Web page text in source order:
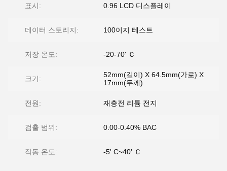
표시: 0.96 LCD 디스플레이
데이터 스토리지: 100이지 테스트
저장 온도: -20-70' Ｃ
크기:
52mm(길이) X 64.5mm(가로) X
17mm(두께)
전원: 재충전 리튬 전지
검출 범위: 0.00-0.40% BAC
작동 온도: -5' C~40' Ｃ